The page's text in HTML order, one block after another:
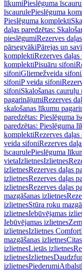
līkumiPieslēguma
īscaurulePieslēguma
Pieslēguma komplekti
daļas paredzētas:
pieslēgumiRezerves
pārsegvākiPārejas un
komplektiRezerves
komplektiPisuāru sifoni
sifoniGliemežveida sifoni
sifoniP veida sifoni
sifoniSkalošanas
pagarinājumiRezerves
skalošanas līkumu
paredzētas: Pieslēguma
paredzētas: Pieslēguma
komplektiRezerves
veida sifoniRezerves
īscaurulePieslēguma
vietaIzlietnesIzlietnes
izlietnesRezerves daļas
izlietnesRezerves daļas
izlietnesRezerves daļas
mazgāšanas izlietnes
izlietnesStūra roku
izlietnesIebūvējamas
Iebūvējamas izlietnes
izlietnesIzlietnes Comfort
mazgāšanas izlietnes
izlietnesLietās izlietnes
izlietnesIzlietnes
izlietnesPiederumi